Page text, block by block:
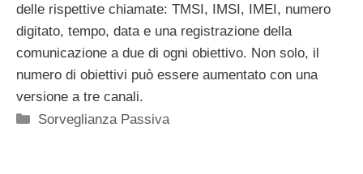
delle rispettive chiamate: TMSI, IMSI, IMEI, numero
digitato, tempo, data e una registrazione della
comunicazione a due di ogni obiettivo. Non solo, il
numero di obiettivi può essere aumentato con una
versione a tre canali.
Categorie
Sorveglianza Passiva